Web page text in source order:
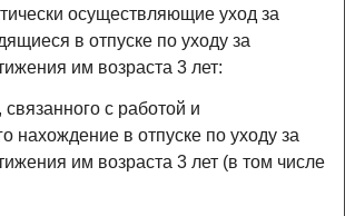
осуществляющие уход за
в отпуске по уходу за
им возраста 3 лет:
с работой и
нахождение в отпуске по уходу за
им возраста 3 лет (в том числе